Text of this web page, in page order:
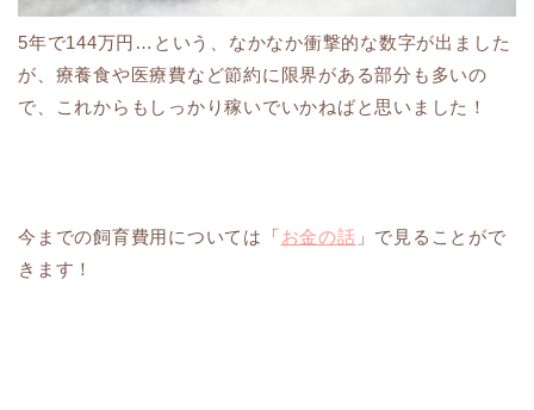
5年で144万円…という、なかなか衝撃的な数字が出ました
が、療養食や医療費など節約に限界がある部分も多いの
で、これからもしっかり稼いでいかねばと思いました！
今までの飼育費用については「お金の話 」で見ることがで
きます！